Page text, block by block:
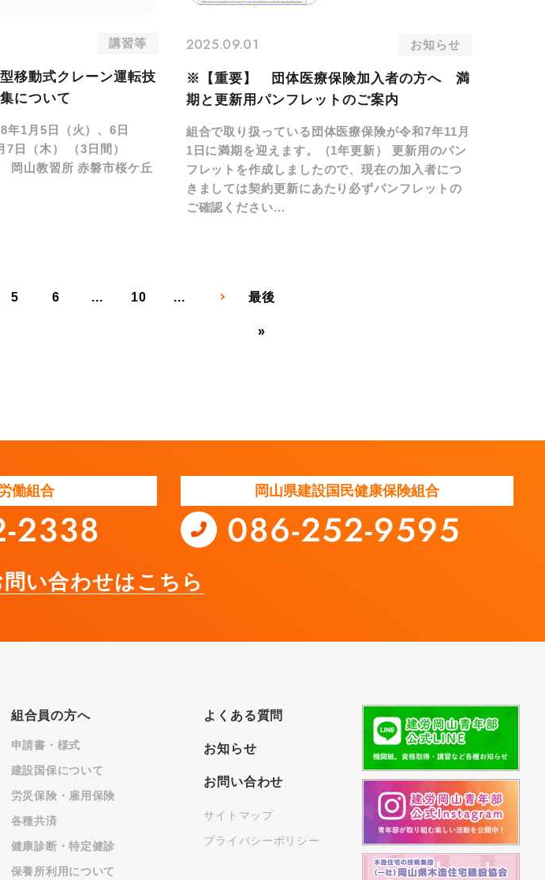
講習等
移動式クレーン運転技
について
年1月5日（火）、6日
7日（木） （3日間）
岡山教習所 赤磐市桜ケ丘
2025.09.01 お知らせ
※【重要】 団体医療保険加入者の方へ 満
期と更新用パンフレットのご案内
組合で取り扱っている団体医療保険が令和7年11月
1日に満期を迎えます。（1年更新） 更新用のパン
フレットを作成しましたので、現在の加入者につ
きましては契約更新にあたり必ずパンフレットの
ご確認ください...
5 6 ... 10 ... 最後
»
働組合 岡山県建設国民健康保険組合
い合わせはこちら
組合員の方へ
申請書・様式
建設国保について
労災保険・雇用保険
各種共済
健康診断・特定健診
保養所利用について
よくある質問
お知らせ
お問い合わせ
サイトマップ
プライバシーポリシー